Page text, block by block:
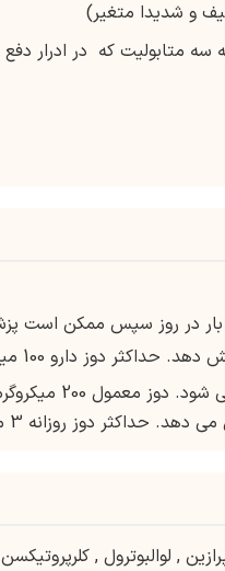
سه متابولیت که در ادرار
دوز بر اساس
3 میلی گرم بر کیلوگرم در روز است.
, لوالبوترول , کلرپروتیکسن